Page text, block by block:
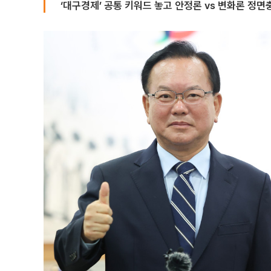
‘대구경제’ 공통 키워드 놓고 안정론 vs 변화론 정면